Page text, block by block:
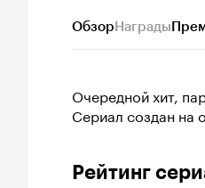
ОбзорНаграды
Очередной хит,
Сериал создан на
Рейтинг